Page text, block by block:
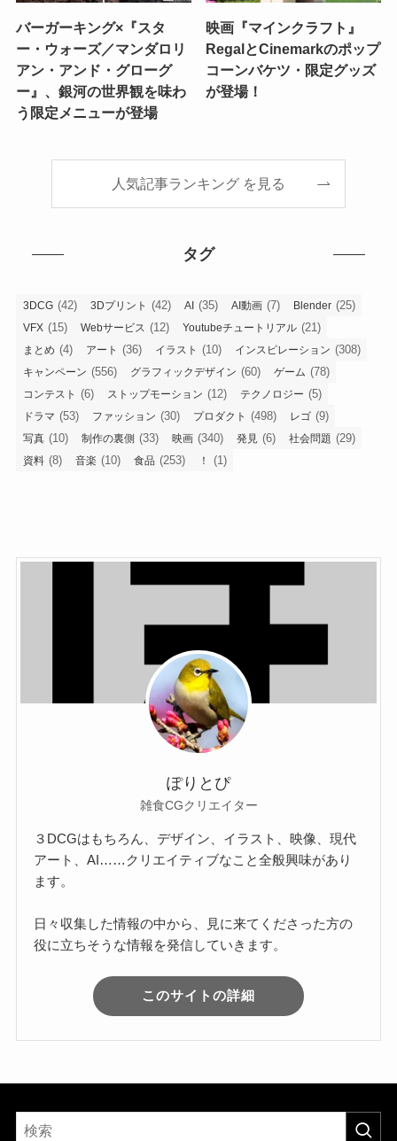
バーガーキング×『スタ
ー・ウォーズ／マンダロリ
アン・アンド・グローグ
ー』、銀河の世界観を味わ
う限定メニューが登場
映画『マインクラフト』
RegalとCinemarkのポップ
コーンバケツ・限定グッズ
が登場！
人気記事ランキング を見る
タグ
3DCG (42) 3Dプリント (42) AI (35) AI動画 (7) Blender (25)
VFX (15) Webサービス (12) Youtubeチュートリアル (21)
まとめ (4) アート (36) イラスト (10) インスピレーション (308)
キャンペーン (556) グラフィックデザイン (60) ゲーム (78)
コンテスト (6) ストップモーション (12) テクノロジー (5)
ドラマ (53) ファッション (30) プロダクト (498) レゴ (9)
写真 (10) 制作の裏側 (33) 映画 (340) 発見 (6) 社会問題 (29)
資料 (8) 音楽 (10) 食品 (253) ！ (1)
ぽりとぴ
雑食CGクリエイター
３DCGはもちろん、デザイン、イラスト、映像、現代
アート、AI……クリエイティブなこと全般興味があり
ます。
日々収集した情報の中から、見に来てくださった方の
役に立ちそうな情報を発信していきます。
このサイトの詳細